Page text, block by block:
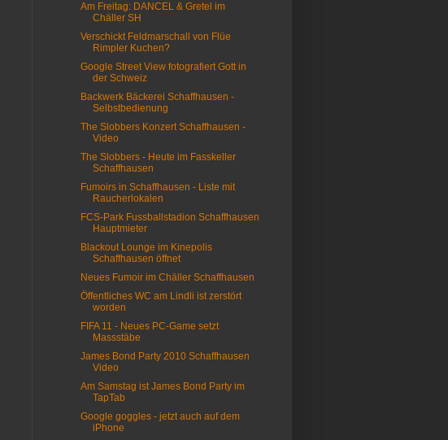
Am Freitag: DANCEL & Gretel im
Chäller SH
Verschickt Feldmarschall von Flüe
Rimpler Kuchen?
Google Street View fotografiert Gott in
der Schweiz
Backwerk Bäckerei Schaffhausen -
Selbstbedienung
The Slobbers Konzert Schaffhausen -
Video
The Slobbers - Heute im Fasskeller
Schaffhausen
Fumoirs in Schaffhausen - Liste mit
Raucherlokalen
FCS-Park Fussballstadion Schaffhausen
Hauptmieter
Blackout Lounge im Kinepolis
Schaffhausen öffnet
Neues Fumoir im Chäller Schaffhausen
Öffentliches WC am Lindli ist zerstört
worden
FIFA 11 - Neues PC-Game setzt
Massstäbe
James Bond Party 2010 Schaffhausen
Video
Am Samstag ist James Bond Party im
TapTab
Google goggles - jetzt auch auf dem
iPhone